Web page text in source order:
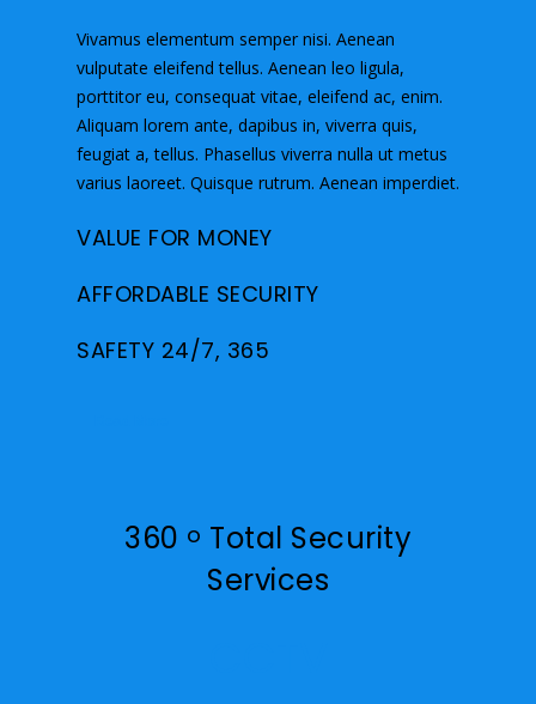
Vivamus elementum semper nisi. Aenean
vulputate eleifend tellus. Aenean leo ligula,
porttitor eu, consequat vitae, eleifend ac, enim.
Aliquam lorem ante, dapibus in, viverra quis,
feugiat a, tellus. Phasellus viverra nulla ut metus
varius laoreet. Quisque rutrum. Aenean imperdiet.
VALUE FOR MONEY
AFFORDABLE SECURITY
SAFETY 24/7, 365
360 o Total Security
Services